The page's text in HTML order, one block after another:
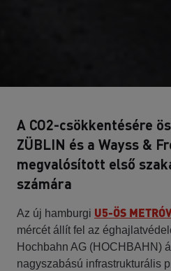
A CO2-csökkentésére
ZÜBLIN és a Wayss &
megvalósított első
számára
Az új hamburgi U5-ÖS
mércét állít fel az
Hochbahn AG (HOCHBAHN)
nagyszabású infrastrukturális